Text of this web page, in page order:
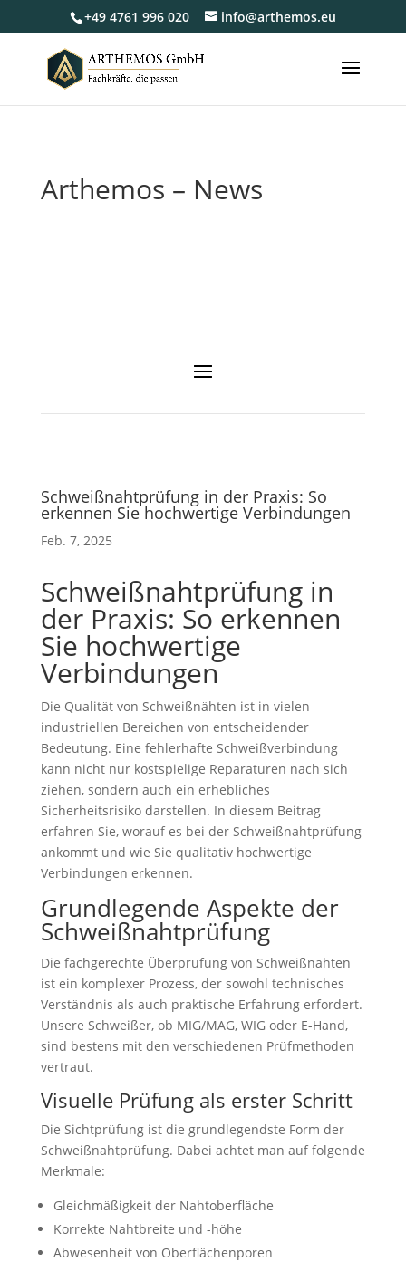
+49 4761 996 020 info@arthemos.eu
Arthemos – News
Schweißnahtprüfung in der Praxis: So
erkennen Sie hochwertige Verbindungen
Feb. 7, 2025
Schweißnahtprüfung in
der Praxis: So erkennen
Sie hochwertige
Verbindungen
Die Qualität von Schweißnähten ist in vielen
industriellen Bereichen von entscheidender
Bedeutung. Eine fehlerhafte Schweißverbindung
kann nicht nur kostspielige Reparaturen nach sich
ziehen, sondern auch ein erhebliches
Sicherheitsrisiko darstellen. In diesem Beitrag
erfahren Sie, worauf es bei der Schweißnahtprüfung
ankommt und wie Sie qualitativ hochwertige
Verbindungen erkennen.
Grundlegende Aspekte der
Schweißnahtprüfung
Die fachgerechte Überprüfung von Schweißnähten
ist ein komplexer Prozess, der sowohl technisches
Verständnis als auch praktische Erfahrung erfordert.
Unsere Schweißer, ob MIG/MAG, WIG oder E-Hand,
sind bestens mit den verschiedenen Prüfmethoden
vertraut.
Visuelle Prüfung als erster Schritt
Die Sichtprüfung ist die grundlegendste Form der
Schweißnahtprüfung. Dabei achtet man auf folgende
Merkmale:
Gleichmäßigkeit der Nahtoberfläche
Korrekte Nahtbreite und -höhe
Abwesenheit von Oberflächenporen